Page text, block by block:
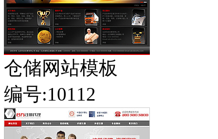
仓储网站模板
编号:10112